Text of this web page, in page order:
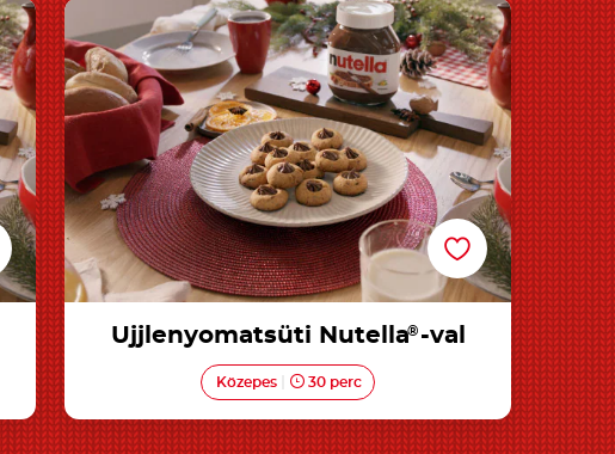
Ujjlenyomatsüti Nutella®-val
Ujjlenyomatsüti Nutella® -val
Közepes 30 perc